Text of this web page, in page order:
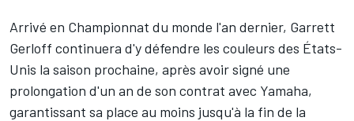
Arrivé en Championnat du monde l'an dernier, Garrett
Gerloff continuera d'y défendre les couleurs des États-
Unis la saison prochaine, après avoir signé une
prolongation d'un an de son contrat avec Yamaha,
garantissant sa place au moins jusqu'à la fin de la